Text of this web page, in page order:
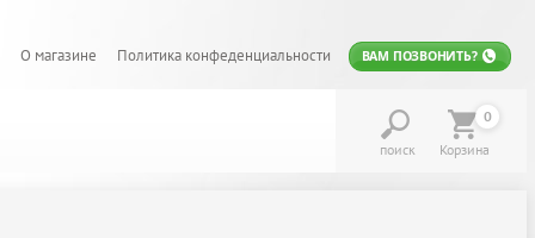
О магазине Политика конфеденциальности ВАМ ПОЗВОНИТЬ?
поиск
0
Корзина